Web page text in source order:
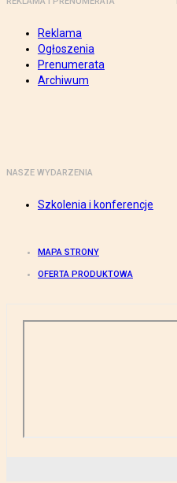
Reklama
Ogłoszenia
Prenumerata
Archiwum
NASZE WYDARZENIA
Szkolenia i konferencje
MAPA STRONY
OFERTA PRODUKTOWA